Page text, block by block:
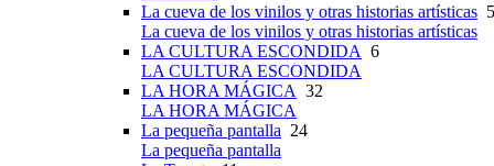
La cueva de los vinilos y otras historias artísticas
La cueva de los vinilos y otras historias artísticas
LA CULTURA ESCONDIDA 6
LA CULTURA ESCONDIDA
LA HORA MÁGICA 32
LA HORA MÁGICA
La pequeña pantalla 24
La pequeña pantalla